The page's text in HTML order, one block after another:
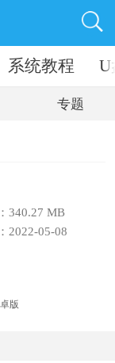
系统教程 U
专题
340.27 MB
2022-05-08